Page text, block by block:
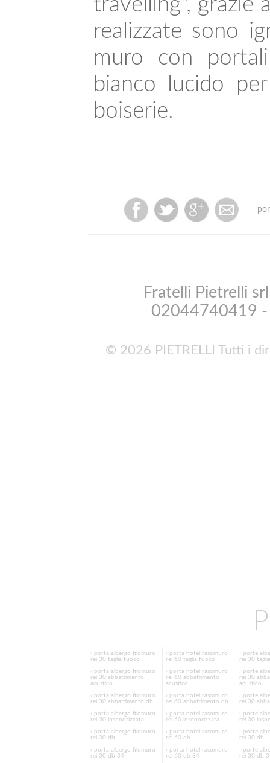
travelling", grazie
realizzate sono
muro con
bianco lucido
boiserie.
Fratelli Pietrelli
02044740419 -
© 2026 PIETRELLI Tutti i
› porta albergo filomuro
rei 30 taglia fuoco
› porta hotel rasomuro
rei 60 taglia fuoco
› porte
rei 30
› porta albergo filomuro
rei 30 abbattimento
acustico
› porta hotel rasomuro
rei 60 abbattimento
acustico
› porte
rei 30
acustico
› porta albergo filomuro
rei 30 abbattimento db
› porta hotel rasomuro
rei 60 abbattimento db
› porte
rei 30
› porta albergo filomuro
rei 30 insonorizzata
› porta hotel rasomuro
rei 60 insonorizzata
› porte
rei 30
› porta albergo filomuro
rei 30 db
› porta hotel rasomuro
rei 60 db
› porte
rei 30 db
› porta albergo filomuro
rei 30 db 34
› porta hotel rasomuro
rei 60 db 34
› porte
rei 30 db